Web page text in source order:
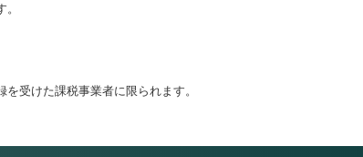
受けた課税事業者に限られます。